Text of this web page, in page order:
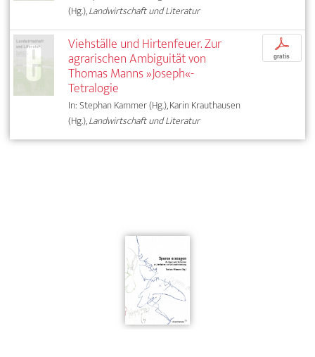
(Hg.),Landwirtschaft und Literatur
Viehställe und Hirtenfeuer. Zur
agrarischen Ambiguität von
Thomas Manns »Joseph«-
Tetralogie
In: Stephan Kammer (Hg.), Karin Krauthausen
(Hg.),Landwirtschaft und Literatur
p
gratis